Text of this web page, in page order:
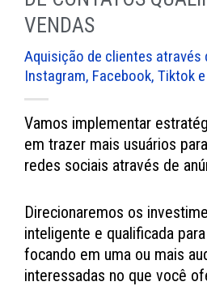
VENDAS
Aquisição de clientes através
Instagram, Facebook, Tiktok
Vamos implementar
em trazer mais usuários
redes sociais através de
Direcionaremos os
inteligente e qualificada
focando em uma ou mais
interessadas no que você